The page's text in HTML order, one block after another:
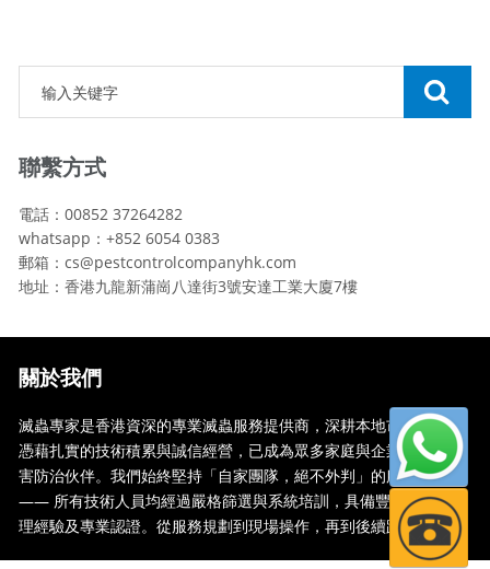
聯繫方式
電話：00852 37264282
whatsapp：+852 6054 0383
郵箱：cs@pestcontrolcompanyhk.com
地址：香港九龍新蒲崗八達街3號安達工業大廈7樓
關於我們
滅蟲專家是香港資深的專業滅蟲服務提供商，深耕本地市場多年，
憑藉扎實的技術積累與誠信經營，已成為眾多家庭與企業信賴的蟲
害防治伙伴。我們始終堅持「自家團隊，絕不外判」的服務承諾
—— 所有技術人員均經過嚴格篩選與系統培訓，具備豐富的現場處
理經驗及專業認證。從服務規劃到現場操作，再到後續跟蹤，全...